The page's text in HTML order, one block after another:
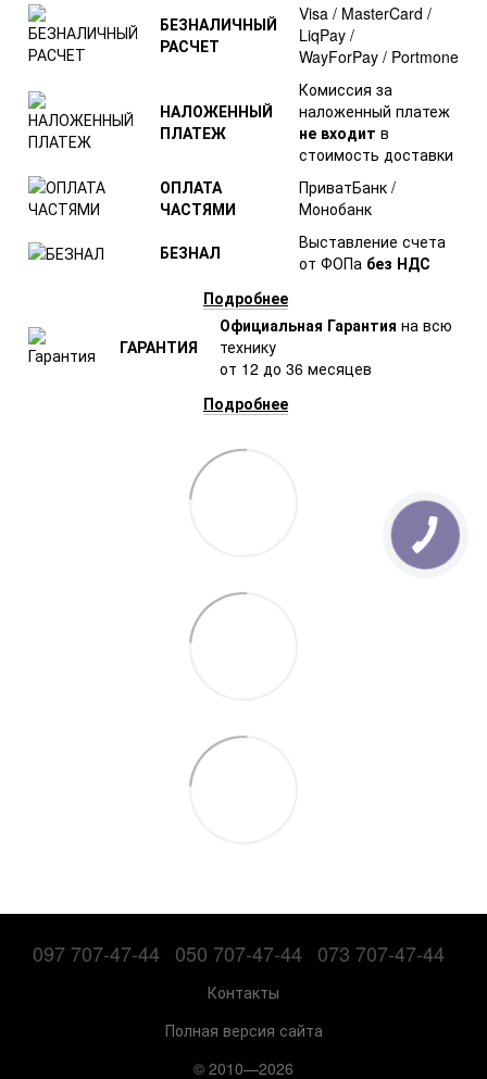
БЕЗНАЛИЧНЫЙ
РАСЧЕТ
Visa / MasterCard /
LiqPay /
WayForPay / Portmone
НАЛОЖЕННЫЙ
ПЛАТЕЖ
Комиссия за
наложенный платеж
не входит в
стоимость доставки
ОПЛАТА
ЧАСТЯМИ
ПриватБанк /
Монобанк
БЕЗНАЛ
Выставление счета
от ФОПа без НДС
Подробнее
ГАРАНТИЯ
Официальная Гарантия на всю
технику
от 12 до 36 месяцев
Подробнее
097 707-47-44 050 707-47-44 073 707-47-44
Контакты
Полная версия сайта
© 2010—2026